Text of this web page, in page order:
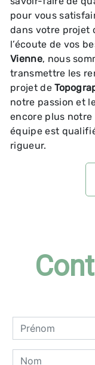
pour vous
dans votre projet
l’écoute de vos
Vienne, nous
transmettre les
projet de
notre passion et
encore plus notre
équipe est
rigueur.